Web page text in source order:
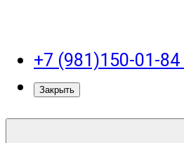
+7 (981)150-01-84
Закрыть